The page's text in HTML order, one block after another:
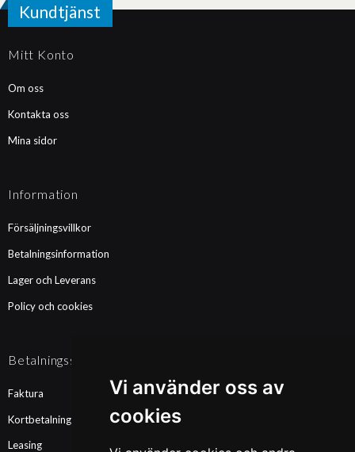
Vi använder oss av
cookies
Kundtjänst
Mitt Konto
Om oss
Kontakta oss
Mina sidor
Information
Försäljningsvillkor
Betalningsinformation
Lager och Leverans
Policy och cookies
Betalningssätt
Faktura
Kortbetalning
Leasing